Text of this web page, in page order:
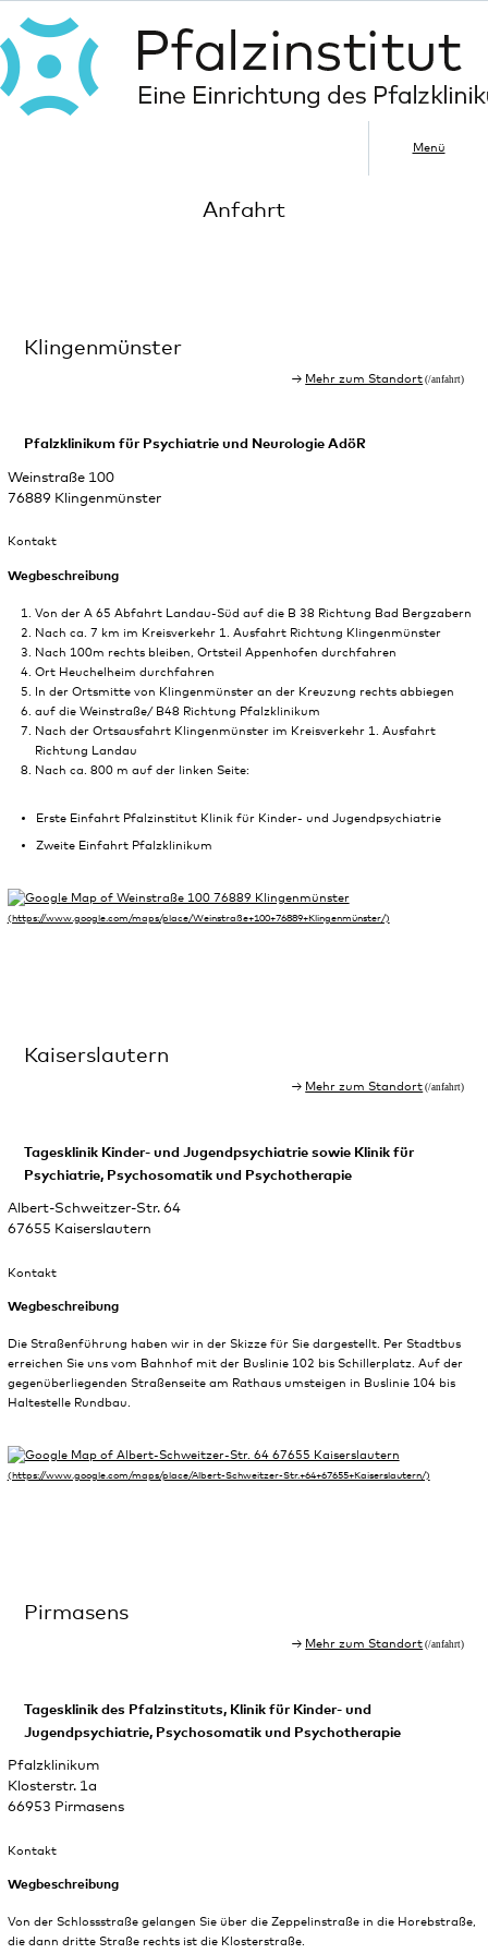
Menü
Anfahrt
Klingenmünster
Mehr zum Standort
Pfalzklinikum für Psychiatrie und Neurologie AdöR
Weinstraße 100
76889 Klingenmünster
Kontakt
Wegbeschreibung
Von der A 65 Abfahrt Landau-Süd auf die B 38 Richtung Bad Bergzabern
Nach ca. 7 km im Kreisverkehr 1. Ausfahrt Richtung Klingenmünster
Nach 100m rechts bleiben, Ortsteil Appenhofen durchfahren
Ort Heuchelheim durchfahren
In der Ortsmitte von Klingenmünster an der Kreuzung rechts abbiegen
auf die Weinstraße/ B48 Richtung Pfalzklinikum
Nach der Ortsausfahrt Klingenmünster im Kreisverkehr 1. Ausfahrt
Richtung Landau
Nach ca. 800 m auf der linken Seite:
Erste Einfahrt Pfalzinstitut Klinik für Kinder- und Jugendpsychiatrie
Zweite Einfahrt Pfalzklinikum
Kaiserslautern
Mehr zum Standort
Tagesklinik Kinder- und Jugendpsychiatrie sowie Klinik für
Psychiatrie, Psychosomatik und Psychotherapie
Albert-Schweitzer-Str. 64
67655 Kaiserslautern
Kontakt
Wegbeschreibung
Die Straßenführung haben wir in der Skizze für Sie dargestellt. Per Stadtbus
erreichen Sie uns vom Bahnhof mit der Buslinie 102 bis Schillerplatz. Auf der
gegenüberliegenden Straßenseite am Rathaus umsteigen in Buslinie 104 bis
Haltestelle Rundbau.
Pirmasens
Mehr zum Standort
Tagesklinik des Pfalzinstituts, Klinik für Kinder- und
Jugendpsychiatrie, Psychosomatik und Psychotherapie
Pfalzklinikum
Klosterstr. 1a
66953 Pirmasens
Kontakt
Wegbeschreibung
Von der Schlossstraße gelangen Sie über die Zeppelinstraße in die Horebstraße,
die dann dritte Straße rechts ist die Klosterstraße.